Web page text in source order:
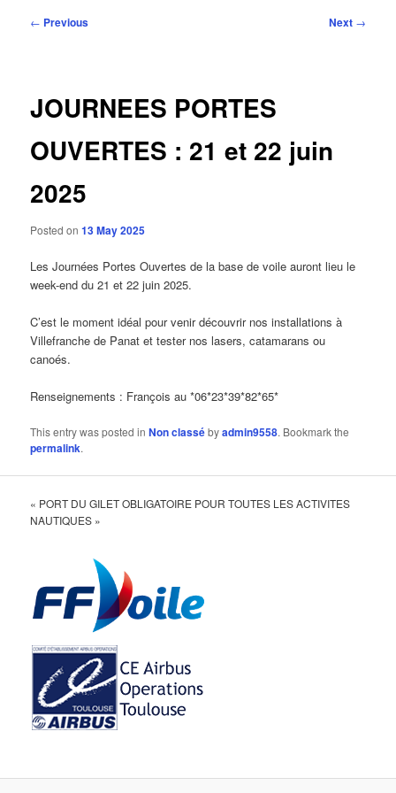
Post
← Previous Next →
JOURNEES PORTES
OUVERTES : 21 et 22 juin
2025
Posted on13 May 2025
Les Journées Portes Ouvertes de la base de voile auront lieu le
week-end du 21 et 22 juin 2025.
C’est le moment idéal pour venir découvrir nos installations à
Villefranche de Panat et tester nos lasers, catamarans ou
canoés.
Renseignements : François au *06*23*39*82*65*
This entry was posted inNon classébyadmin9558. Bookmark the
permalink.
« PORT DU GILET OBLIGATOIRE POUR TOUTES LES ACTIVITES
NAUTIQUES »